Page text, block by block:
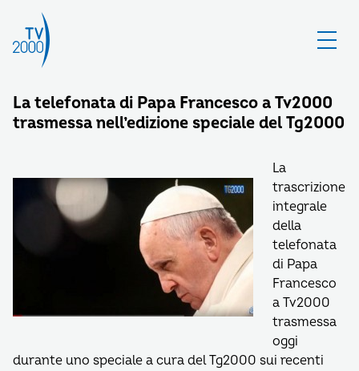
La telefonata di Papa Francesco a Tv2000
trasmessa nell’edizione speciale del Tg2000
La
trascrizione
integrale
della
telefonata
di Papa
Francesco
a Tv2000
trasmessa
oggi
durante uno speciale a cura del Tg2000 sui recenti